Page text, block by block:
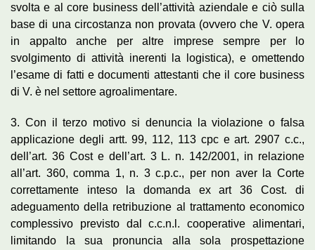
svolta e al core business dell’attività aziendale e ciò sulla
base di una circostanza non provata (ovvero che V. opera
in appalto anche per altre imprese sempre per lo
svolgimento di attività inerenti la logistica), e omettendo
l’esame di fatti e documenti attestanti che il core business
di V. è nel settore agroalimentare.
3. Con il terzo motivo si denuncia la violazione o falsa
applicazione degli artt. 99, 112, 113 cpc e art. 2907 c.c.,
dell’art. 36 Cost e dell’art. 3 L. n. 142/2001, in relazione
all’art. 360, comma 1, n. 3 c.p.c., per non aver la Corte
correttamente inteso la domanda ex art 36 Cost. di
adeguamento della retribuzione al trattamento economico
complessivo previsto dal c.c.n.l. cooperative alimentari,
limitando la sua pronuncia alla sola prospettazione